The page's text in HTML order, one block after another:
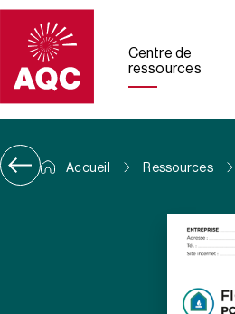
Panneau de gestion des cookies
Centre de
ressources
Accueil Ressources